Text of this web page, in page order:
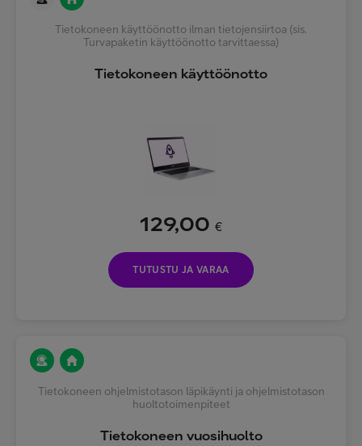
Tietokoneen käyttöönotto ilman tietojensiirtoa (sis.
Turvapaketin käyttöönotto tarvittaessa)
Tietokoneen käyttöönotto
129,00 €
TUTUSTU JA VARAA
Tietokoneen ohjelmistotason läpikäynti ja ohjelmistotason
huoltotoimenpiteet
Tietokoneen vuosihuolto